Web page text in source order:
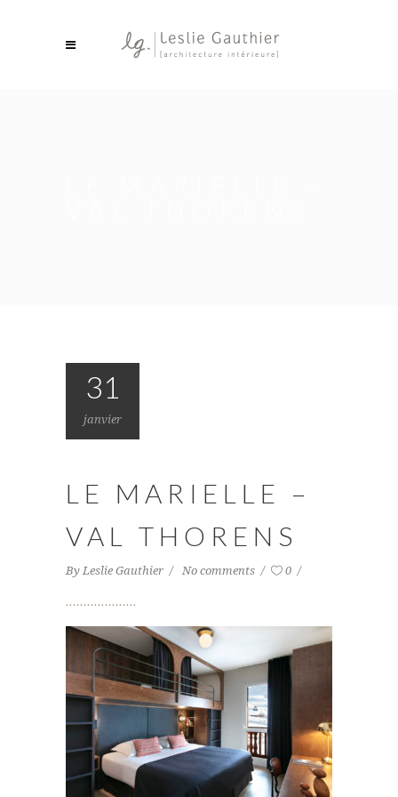
31
janvier
LE MARIELLE –
VAL THORENS
By Leslie Gauthier No comments 0